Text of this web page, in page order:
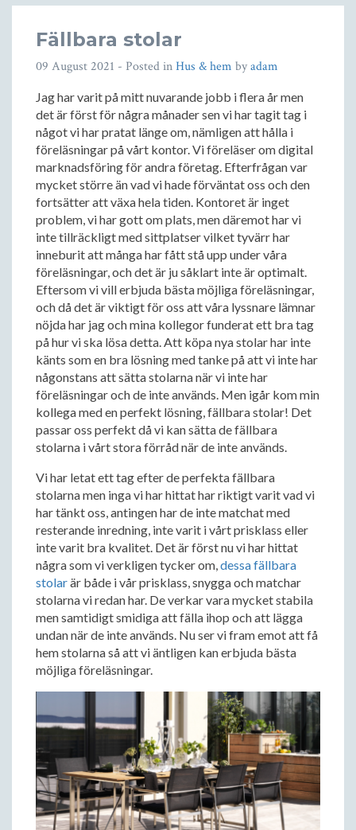
Fällbara stolar
09 August 2021 - Posted inHus & hem byadam
Jag har varit på mitt nuvarande jobb i flera år men
det är först för några månader sen vi har tagit tag i
något vi har pratat länge om, nämligen att hålla i
föreläsningar på vårt kontor. Vi föreläser om digital
marknadsföring för andra företag. Efterfrågan var
mycket större än vad vi hade förväntat oss och den
fortsätter att växa hela tiden. Kontoret är inget
problem, vi har gott om plats, men däremot har vi
inte tillräckligt med sittplatser vilket tyvärr har
inneburit att många har fått stå upp under våra
föreläsningar, och det är ju såklart inte är optimalt.
Eftersom vi vill erbjuda bästa möjliga föreläsningar,
och då det är viktigt för oss att våra lyssnare lämnar
nöjda har jag och mina kollegor funderat ett bra tag
på hur vi ska lösa detta. Att köpa nya stolar har inte
känts som en bra lösning med tanke på att vi inte har
någonstans att sätta stolarna när vi inte har
föreläsningar och de inte används. Men igår kom min
kollega med en perfekt lösning, fällbara stolar! Det
passar oss perfekt då vi kan sätta de fällbara
stolarna i vårt stora förråd när de inte används.
Vi har letat ett tag efter de perfekta fällbara
stolarna men inga vi har hittat har riktigt varit vad vi
har tänkt oss, antingen har de inte matchat med
resterande inredning, inte varit i vårt prisklass eller
inte varit bra kvalitet. Det är först nu vi har hittat
några som vi verkligen tycker om, dessa fällbara
stolarär både i vår prisklass, snygga och matchar
stolarna vi redan har. De verkar vara mycket stabila
men samtidigt smidiga att fälla ihop och att lägga
undan när de inte används. Nu ser vi fram emot att få
hem stolarna så att vi äntligen kan erbjuda bästa
möjliga föreläsningar.